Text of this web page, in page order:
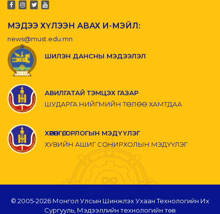
МЭДЭЭ ХҮЛЭЭН АВАХ И-МЭЙЛ:
news@must.edu.mn
ШИЛЭН ДАНСНЫ МЭДЭЭЛЭЛ
АВИЛГАТАЙ ТЭМЦЭХ ГАЗАР
ШУДАРГА НИЙГМИЙН ТӨЛӨӨ ХАМТДАА
ХӨРӨНГӨ, ОРЛОГЫН МЭДҮҮЛЭГ
ХУВИЙН АШИГ СОНИРХОЛЫН МЭДҮҮЛЭГ
© 2005-2026 Монгол Улсын Шинжлэх Ухаан Технологийн Их
Сургууль, Мэдээллийн технологийн төв